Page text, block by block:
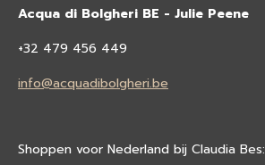
Acqua di Bolgheri BE - Julie Peene
+32 479 456 449
info@acquadibolgheri.be
Shoppen voor Nederland bij Claudia Bes: